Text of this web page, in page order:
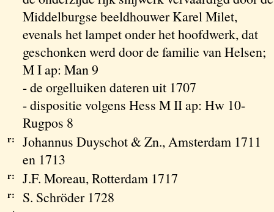
Middelburgse beeldhouwer Karel Milet,
evenals het lampet onder het hoofdwerk, dat
geschonken werd door de familie van Helsen;
M I ap: Man 9
- de orgelluiken dateren uit 1707
- dispositie volgens Hess M II ap: Hw 10-
Rugpos 8
r:
Johannus Duyschot & Zn., Amsterdam 1711
en 1713
r: J.F. Moreau, Rotterdam 1717
r: S. Schröder 1728